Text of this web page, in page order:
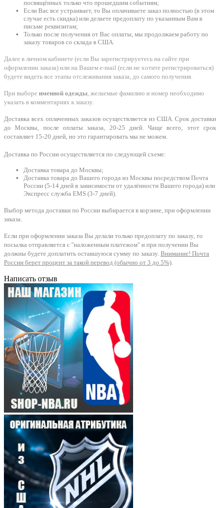
посвящённых только что прошедшим событиям;
Если Вас все устраивает, то Вы оплачиваете заказ полностью (в этом
случае есть скидка) или делаете предоплату по указанным Вам в
письме реквизитам;
Только после получения от Вас оплаты, мы продолжаем работу по
заказу товаров со склада в США.
Далее в личном кабинете (если Вы зарегистрируетесь на сайте при
оформлении заказа) или на Вашем e-mail (если не хотите регистрироваться)
будете видеть все этапы отслеживания заказа, до самого получения.
При выборе именной одежды, желаемые фамилию и номер необходимо
указать в комментариях к заказу.
Доставка всех оплаченных заказов осуществляется из США. Срок доставки
до Москвы, после оплаты заказа, 20-25 дней. Чаще всего, этот срок
составляет 15-20 дней, но это гарантировать мы не можем.
Доставка по России осуществляется по следующей схеме:
Доставка товара до Москвы;
Доставка товара до Вашего города из Москвы посредством Почта
России (5-14 дней в зависимости от удалённости Вашего города) или
Экспресс служба EMS (3-7 дней).
Выбор метода доставки по России выбирается в корзине, при оформлении
заказа.
Если при оформлении заказа Вы делали только предоплату по заказу, то
посылка отправляется с "наложенным платежом" и при получении Вы
должны будете доплатить оставшуюся сумму по заказу. Внимание! Почта
России берет процент за такой перевод (обычно от 3 до 5%).
Написать отзыв